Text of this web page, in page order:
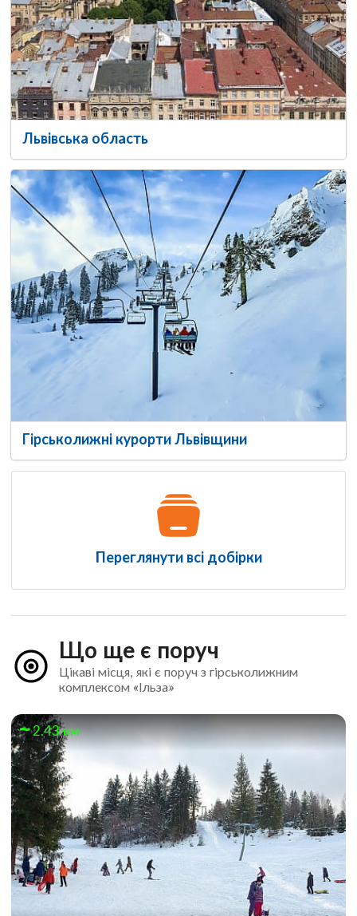
Львівська область
Гірськолижні курорти Львівщини
Переглянути всі добірки
Що ще є поруч
Цікаві місця, які є поруч з гірськолижним
комплексом «Ільза»
2.43 км